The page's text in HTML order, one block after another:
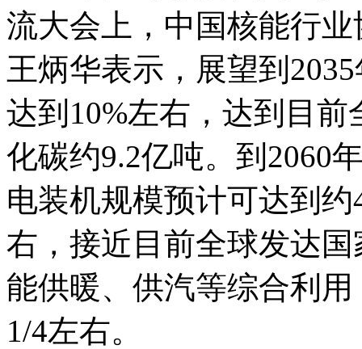
流大会上，中国核能行
王炳华表示，展望到
达到10%左右，达到目
化碳约9.2亿吨。到2060
电装机规模预计可达到
右，接近目前全球发达
能供暖、供汽等综合利用
1/4左右。